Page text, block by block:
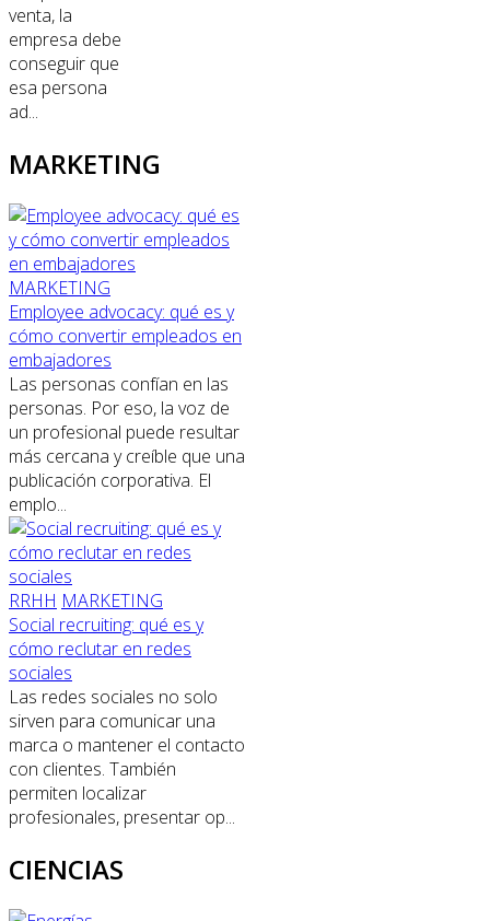
venta, la
empresa debe
conseguir que
esa persona
ad...
MARKETING
MARKETING
Employee advocacy: qué es y
cómo convertir empleados en
embajadores
Las personas confían en las
personas. Por eso, la voz de
un profesional puede resultar
más cercana y creíble que una
publicación corporativa. El
emplo...
RRHH MARKETING
Social recruiting: qué es y
cómo reclutar en redes
sociales
Las redes sociales no solo
sirven para comunicar una
marca o mantener el contacto
con clientes. También
permiten localizar
profesionales, presentar op...
CIENCIAS